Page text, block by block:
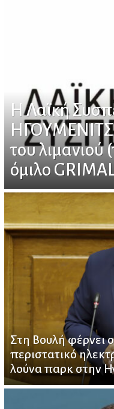
Η Λαϊκή
του
όμιλο
Στη Βουλή φέρνει
περιστατικό
λούνα παρκ στην